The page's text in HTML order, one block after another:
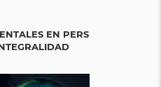
EN PERSPECTIVA